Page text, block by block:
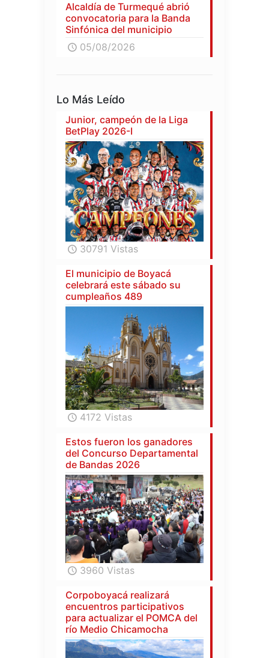
Alcaldía de Turmequé abrió
convocatoria para la Banda
Sinfónica del municipio
05/08/2026
Lo Más Leído
Junior, campeón de la Liga
BetPlay 2026-I
30791 Vistas
El municipio de Boyacá
celebrará este sábado su
cumpleaños 489
4172 Vistas
Estos fueron los ganadores
del Concurso Departamental
de Bandas 2026
3960 Vistas
Corpoboyacá realizará
encuentros participativos
para actualizar el POMCA del
río Medio Chicamocha